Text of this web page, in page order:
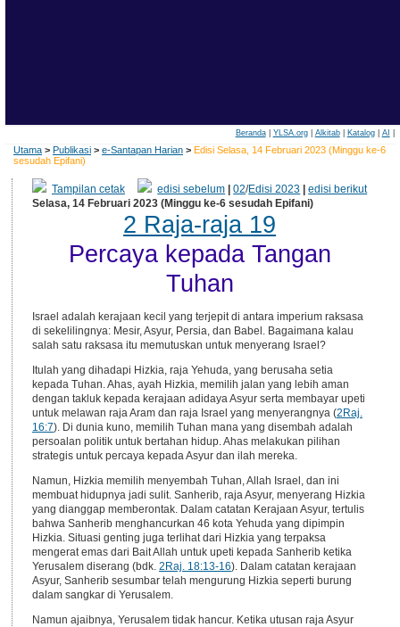
Beranda| YLSA.org| Alkitab| Katalog| AI
Utama > Publikasi > e-Santapan Harian > Edisi Selasa, 14 Februari 2023 (Minggu ke-6
sesudah Epifani)
Tampilan cetak edisi sebelum |02/Edisi 2023 |edisi berikut
Selasa, 14 Februari 2023 (Minggu ke-6 sesudah Epifani)
2 Raja-raja 19
Percaya kepada Tangan
Tuhan
Israel adalah kerajaan kecil yang terjepit di antara imperium raksasa
di sekelilingnya: Mesir, Asyur, Persia, dan Babel. Bagaimana kalau
salah satu raksasa itu memutuskan untuk menyerang Israel?
Itulah yang dihadapi Hizkia, raja Yehuda, yang berusaha setia
kepada Tuhan. Ahas, ayah Hizkia, memilih jalan yang lebih aman
dengan takluk kepada kerajaan adidaya Asyur serta membayar upeti
untuk melawan raja Aram dan raja Israel yang menyerangnya (2Raj.
16:7). Di dunia kuno, memilih Tuhan mana yang disembah adalah
persoalan politik untuk bertahan hidup. Ahas melakukan pilihan
strategis untuk percaya kepada Asyur dan ilah mereka.
Namun, Hizkia memilih menyembah Tuhan, Allah Israel, dan ini
membuat hidupnya jadi sulit. Sanherib, raja Asyur, menyerang Hizkia
yang dianggap memberontak. Dalam catatan Kerajaan Asyur, tertulis
bahwa Sanherib menghancurkan 46 kota Yehuda yang dipimpin
Hizkia. Situasi genting juga terlihat dari Hizkia yang terpaksa
mengerat emas dari Bait Allah untuk upeti kepada Sanherib ketika
Yerusalem diserang (bdk. 2Raj. 18:13-16). Dalam catatan kerajaan
Asyur, Sanherib sesumbar telah mengurung Hizkia seperti burung
dalam sangkar di Yerusalem.
Namun ajaibnya, Yerusalem tidak hancur. Ketika utusan raja Asyur